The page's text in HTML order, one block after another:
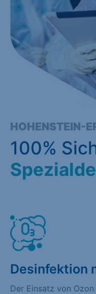
HOHENSTEIN-
100%
Desinfektion
Der Einsatz von